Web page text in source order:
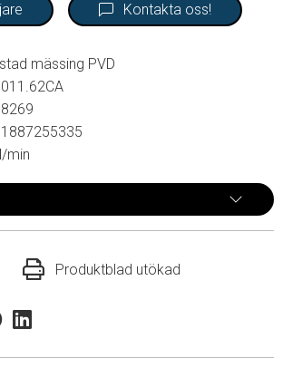
Kontakta oss!
mässing PVD
min
Produktblad utökad
Linkedin